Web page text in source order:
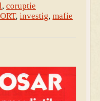
, coruptie
, investig, mafie